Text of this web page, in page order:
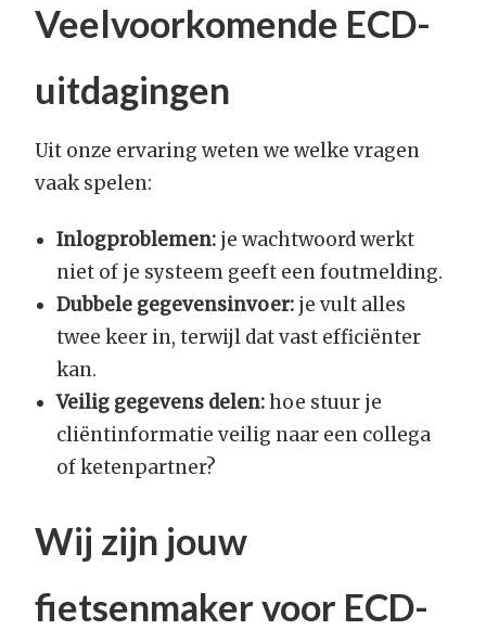
Veelvoorkomende ECD-
uitdagingen
Uit onze ervaring weten we welke vragen
vaak spelen:
Inlogproblemen: je wachtwoord werkt
niet of je systeem geeft een foutmelding.
Dubbele gegevensinvoer: je vult alles
twee keer in, terwijl dat vast efficiënter
kan.
Veilig gegevens delen:hoe stuur je
cliëntinformatie veilig naar een collega
of ketenpartner?
Wij zijn jouw
fietsenmaker voor ECD-